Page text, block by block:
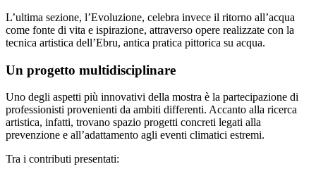
L’ultima sezione, l’Evoluzione, celebra invece il ritorno all’acqua
come fonte di vita e ispirazione, attraverso opere realizzate con la
tecnica artistica dell’Ebru, antica pratica pittorica su acqua.
Un progetto multidisciplinare
Uno degli aspetti più innovativi della mostra è la partecipazione di
professionisti provenienti da ambiti differenti. Accanto alla ricerca
artistica, infatti, trovano spazio progetti concreti legati alla
prevenzione e all’adattamento agli eventi climatici estremi.
Tra i contributi presentati: